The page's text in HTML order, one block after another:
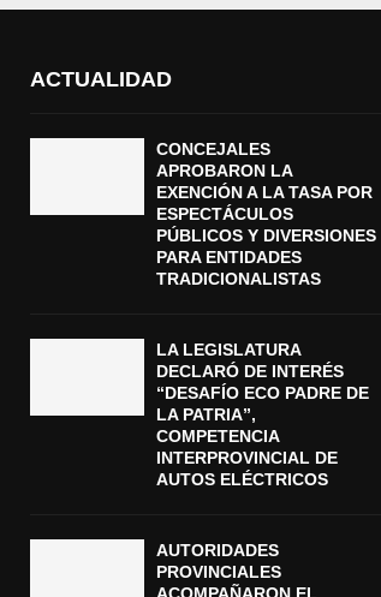
ACTUALIDAD
CONCEJALES
APROBARON LA
EXENCIÓN A LA TASA POR
ESPECTÁCULOS
PÚBLICOS Y DIVERSIONES
PARA ENTIDADES
TRADICIONALISTAS
LA LEGISLATURA
DECLARÓ DE INTERÉS
“DESAFÍO ECO PADRE DE
LA PATRIA”,
COMPETENCIA
INTERPROVINCIAL DE
AUTOS ELÉCTRICOS
AUTORIDADES
PROVINCIALES